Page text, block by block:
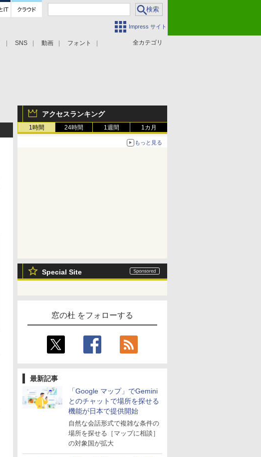
Impress サイト
全カテゴリ
SNS 動画 フォント
アクセスランキング
1時間 24時間 1週間 1カ月
もっと見る
Special Site
窓の杜 をフォローする
最新記事
「Google マップ」でGemini
とのチャットで場所を探せる
機能が日本で提供開始
自然な会話形式で複雑な条件の
場所を探せる［マップに相談］
の対象国が拡大